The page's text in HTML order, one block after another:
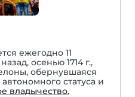
ежегодно 11
осенью 1714 г.,
обернувшаяся
статуса и
владычество.